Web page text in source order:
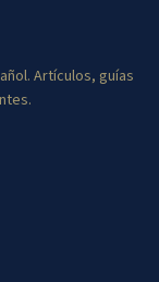
Artículos, guías